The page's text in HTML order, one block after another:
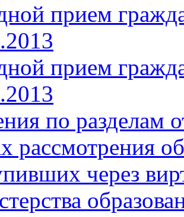
прием
прием
по разделам
рассмотрения
через